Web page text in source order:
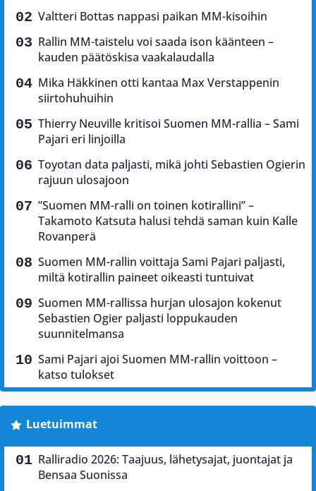
Valtteri Bottas nappasi paikan MM-kisoihin
Rallin MM-taistelu voi saada ison käänteen –
kauden päätöskisa vaakalaudalla
Mika Häkkinen otti kantaa Max Verstappenin
siirtohuhuihin
Thierry Neuville kritisoi Suomen MM-rallia – Sami
Pajari eri linjoilla
Toyotan data paljasti, mikä johti Sebastien Ogierin
rajuun ulosajoon
”Suomen MM-ralli on toinen kotirallini” –
Takamoto Katsuta halusi tehdä saman kuin Kalle
Rovanperä
Suomen MM-rallin voittaja Sami Pajari paljasti,
miltä kotirallin paineet oikeasti tuntuivat
Suomen MM-rallissa hurjan ulosajon kokenut
Sebastien Ogier paljasti loppukauden
suunnitelmansa
Sami Pajari ajoi Suomen MM-rallin voittoon –
katso tulokset
Luetuimmat
Ralliradio 2026: Taajuus, lähetysajat, juontajat ja
Bensaa Suonissa